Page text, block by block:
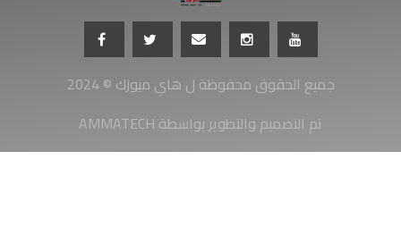
جميع الحقوق محفوظة ل هاي ميوزك © 2024
AMMATECH تم التصميم والتطوير بواسطة